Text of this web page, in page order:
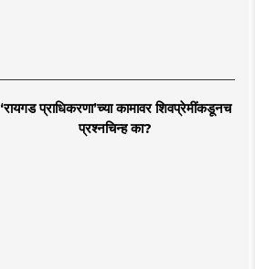
‘रायगड प्राधिकरणा’च्या कामावर शिवप्रेमींकडूनच
प्रश्नचिन्ह का?